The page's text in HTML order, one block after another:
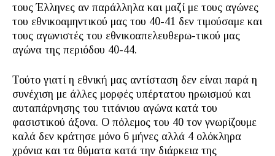
τους Έλληνες αν παράλληλα και μαζί με τους αγώνες
του εθνικοαμηντικού μας του 40-41 δεν τιμούσαμε και
τους αγωνιστές του εθνικοαπελευθερω-τικού μας
αγώνα της περιόδου 40-44.
Τούτο γιατί η εθνική μας αντίσταση δεν είναι παρά η
συνέχιση με άλλες μορφές υπέρτατου ηρωισμού και
αυταπάρνησης του τιτάνιου αγώνα κατά του
φασιστικού άξονα. Ο πόλεμος του 40 τον γνωρίζουμε
καλά δεν κράτησε μόνο 6 μήνες αλλά 4 ολόκληρα
χρόνια και τα θύματα κατά την διάρκεια της